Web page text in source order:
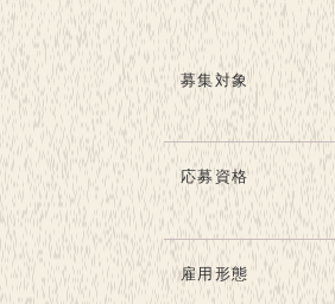
募集対象
応募資格
雇用形態